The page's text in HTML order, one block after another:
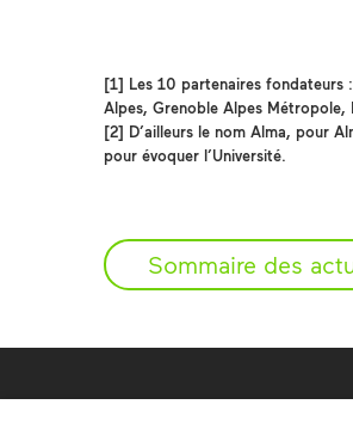
[1] Les 10 partenaires fondateurs
Alpes, Grenoble Alpes Métropole,
[2] D’ailleurs le nom Alma, pour
pour évoquer l’Université.
Sommaire des